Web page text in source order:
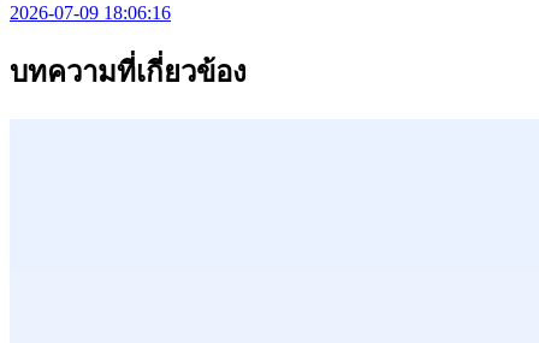
2026-07-09 18:06:16
บทความที่เกี่ยวข้อง